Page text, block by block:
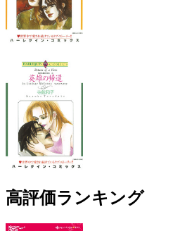
高評価ランキング